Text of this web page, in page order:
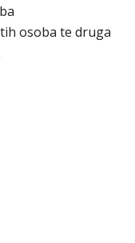
osoba te druga